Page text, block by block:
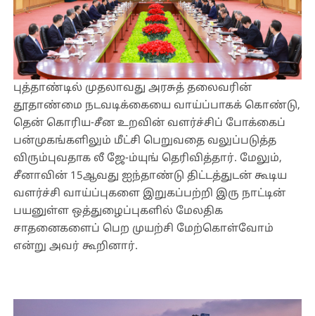
புத்தாண்டில் முதலாவது அரசுத் தலைவரின்
தூதாண்மை நடவடிக்கையை வாய்ப்பாகக் கொண்டு,
தென் கொரிய-சீன உறவின் வளர்ச்சிப் போக்கைப்
பன்முகங்களிலும் மீட்சி பெறுவதை வலுப்படுத்த
விரும்புவதாக லீ ஜே-ம்யுங் தெரிவித்தார். மேலும்,
சீனாவின் 15ஆவது ஐந்தாண்டு திட்டத்துடன் கூடிய
வளர்ச்சி வாய்ப்புகளை இறுகப்பற்றி இரு நாட்டின்
பயனுள்ள ஒத்துழைப்புகளில் மேலதிக
சாதனைகளைப் பெற முயற்சி மேற்கொள்வோம்
என்று அவர் கூறினார்.